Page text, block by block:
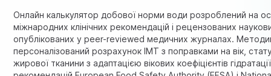
Онлайн калькулятор добової норми води розроблений на
міжнародних клінічних рекомендацій і рецензованих
опублікованих у peer-reviewed медичних журналах.
персоналізований розрахунок ІМТ з поправками на вік,
жирової тканини з адаптацією вікових коефіцієнтів